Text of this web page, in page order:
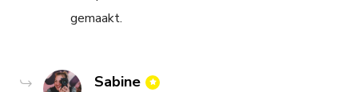
gemaakt.
Sabine says: